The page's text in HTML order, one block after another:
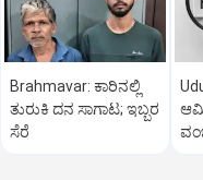
Brahmavar: ಕಾರಿನಲ್ಲಿ
ತುರುಕಿ ದನ ಸಾಗಾಟ; ಇಬ್ಬರ
ಸೆರೆ